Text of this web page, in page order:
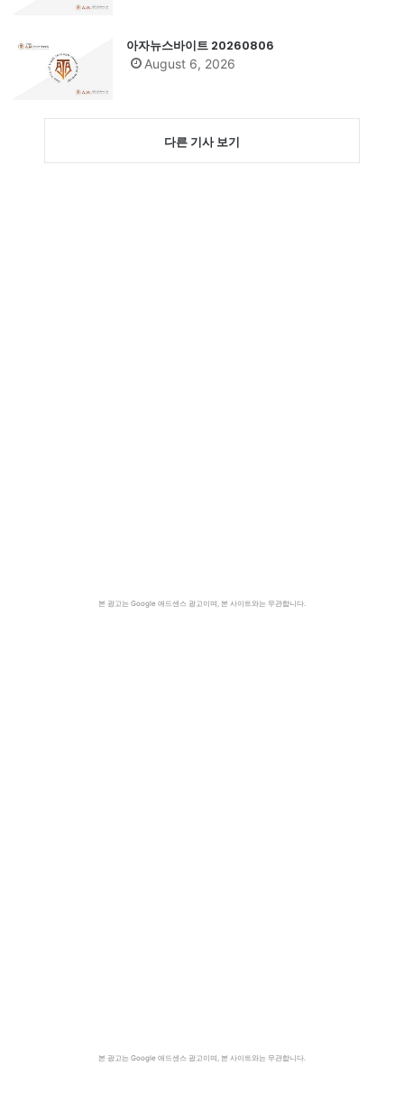
아자뉴스바이트 20260806
August 6, 2026
다른 기사 보기
본 광고는 Google 애드센스 광고이며, 본 사이트와는 무관합니다.
본 광고는 Google 애드센스 광고이며, 본 사이트와는 무관합니다.